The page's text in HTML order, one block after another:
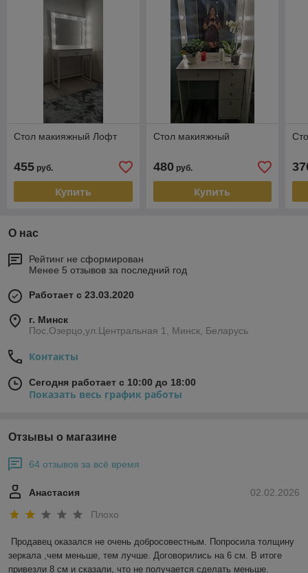
Стол макияжный Лофт
455 руб.
Купить
Стол макияжный
480руб.
Купить
О нас
Рейтинг не сформирован
Менее 5 отзывов за последний год
Работает с 23.03.2020
г. Минск
Пос.Озерцо,ул.Центральная 1, Минск, Беларусь
Контакты
Сегодня работает с 10:00 до 18:00
Показать весь график работы
Отзывы о магазине
64 отзывов за всё время
02.02.2026
Анастасия
Плохо
Продавец оказался не очень добросовестным. Попросила толщину
зеркала ,чем меньше, тем лучше. Договорились на 6 см. В итоге
привезли 8 см и сказали, что не получается сделать меньше.